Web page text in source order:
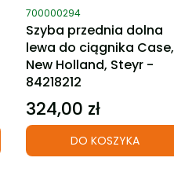
Kod produktu
700000294
Szyba przednia dolna
lewa do ciągnika Case,
New Holland, Steyr -
84218212
Cena
324,00 zł
DO KOSZYKA